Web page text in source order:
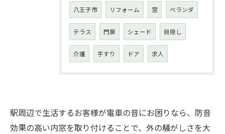
八王子市 リフォーム 窓 ベランダ
テラス 門扉 シェード 目隠し
介護 手すり ドア 求人
駅周辺で生活するお客様が電車の音にお困りなら、防音
効果の高い内窓を取り付けることで、外の騒がしさを大